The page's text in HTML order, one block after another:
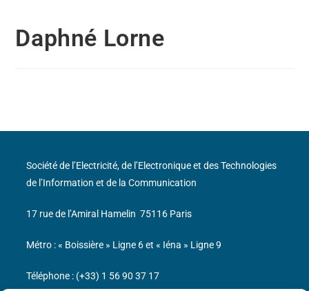
Daphné Lorne
Société de l’Electricité, de l’Electronique et des Technologies
de l’Information et de la Communication
17 rue de l’Amiral Hamelin 75116 Paris
Métro : « Boissière » Ligne 6 et « Iéna » Ligne 9
Téléphone : (+33) 1 56 90 37 17